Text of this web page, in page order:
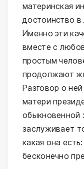
материнская
достоинство в
Именно эти
вместе с
простым
продолжают
Разговор о
матери
обыкновенной
заслуживает
какая она
бесконечно